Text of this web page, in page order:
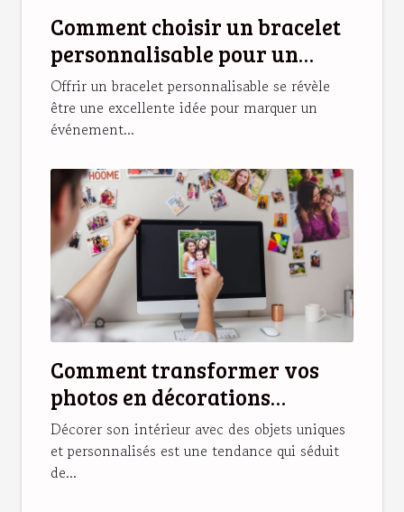
Comment choisir un bracelet
personnalisable pour un
cadeau unique ?
Offrir un bracelet personnalisable se révèle
être une excellente idée pour marquer un
événement...
Comment transformer vos
photos en décorations
magnétiques originales ?
Décorer son intérieur avec des objets uniques
et personnalisés est une tendance qui séduit
de...